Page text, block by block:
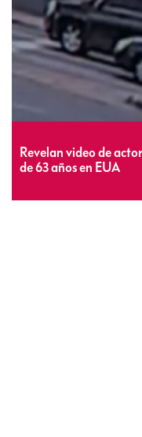
Revelan video de
de 63 años en EUA